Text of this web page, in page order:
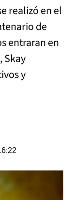
realizó en el
de
entraran en
Skay
y